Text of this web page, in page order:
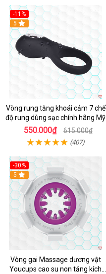
-11%
5
Vòng rung tăng khoái cảm 7 chế
độ rung dùng sạc chính hãng Mỹ
550.000₫ 615.000₫
(407)
-30%
5
Vòng gai Massage dương vật
Youcups cao su non tăng kích